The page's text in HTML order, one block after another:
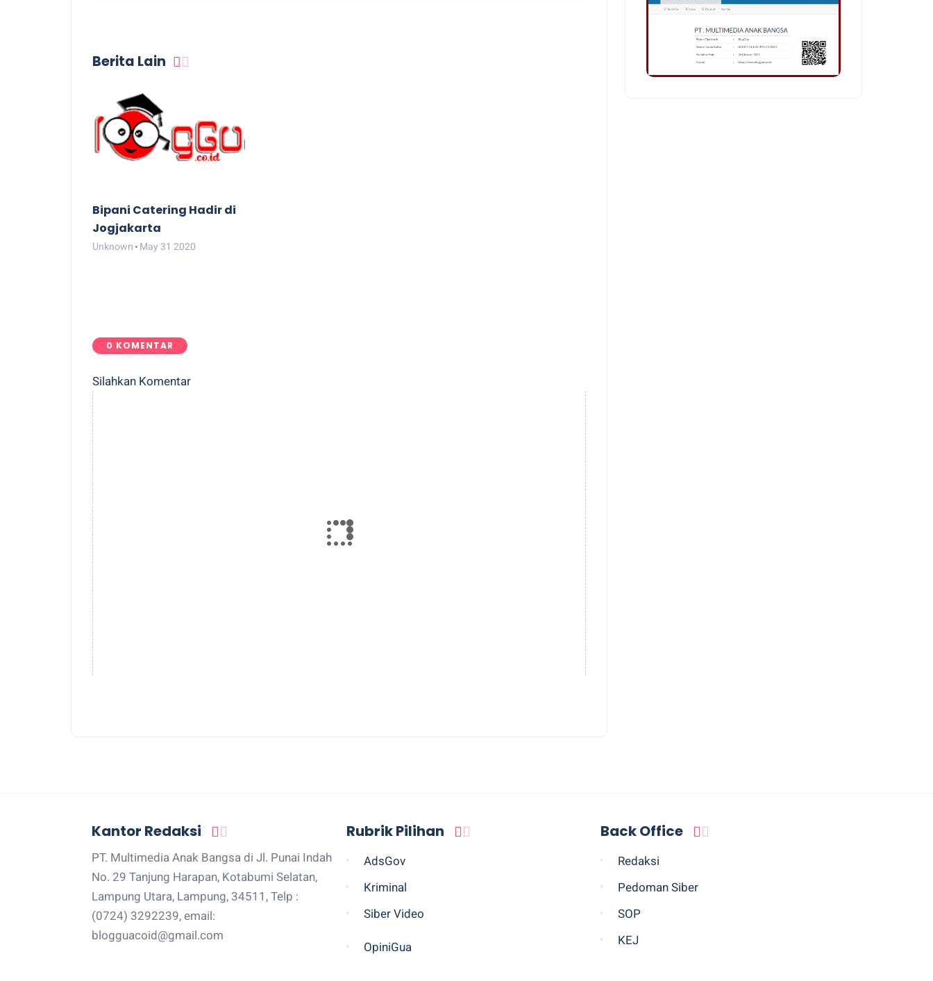
Berita Lain
Bipani Catering Hadir di
Jogjakarta
Unknown May 31 2020
0 KOMENTAR
Silahkan Komentar
Kantor Redaksi
PT. Multimedia Anak Bangsa di Jl. Punai Indah
No. 29 Tanjung Harapan, Kotabumi Selatan,
Lampung Utara, Lampung, 34511, Telp :
(0724) 3292239, email:
blogguacoid@gmail.com
Rubrik Pilihan
AdsGov
Kriminal
Siber Video
OpiniGua
Back Office
Redaksi
Pedoman Siber
SOP
KEJ